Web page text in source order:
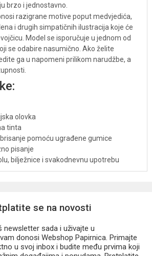
brzo i jednostavno.
razigrane motive poput medvjedića,
i drugih simpatičnih ilustracija koje će
Model se isporučuje u jednom od
se odabire nasumično. Ako želite
ga u napomeni prilikom narudžbe, a
olovka
tinta
pomoću ugrađene gumice
pisanje
bilježnice i svakodnevnu upotrebu
iz kolekcijeGirls 26
je navesti u napomeni uz narudžbu
se na novosti
newsletter sada i uživajte u
donosi Webshop Papirnica. Primajte
u svoj inbox i budite među prvima koji